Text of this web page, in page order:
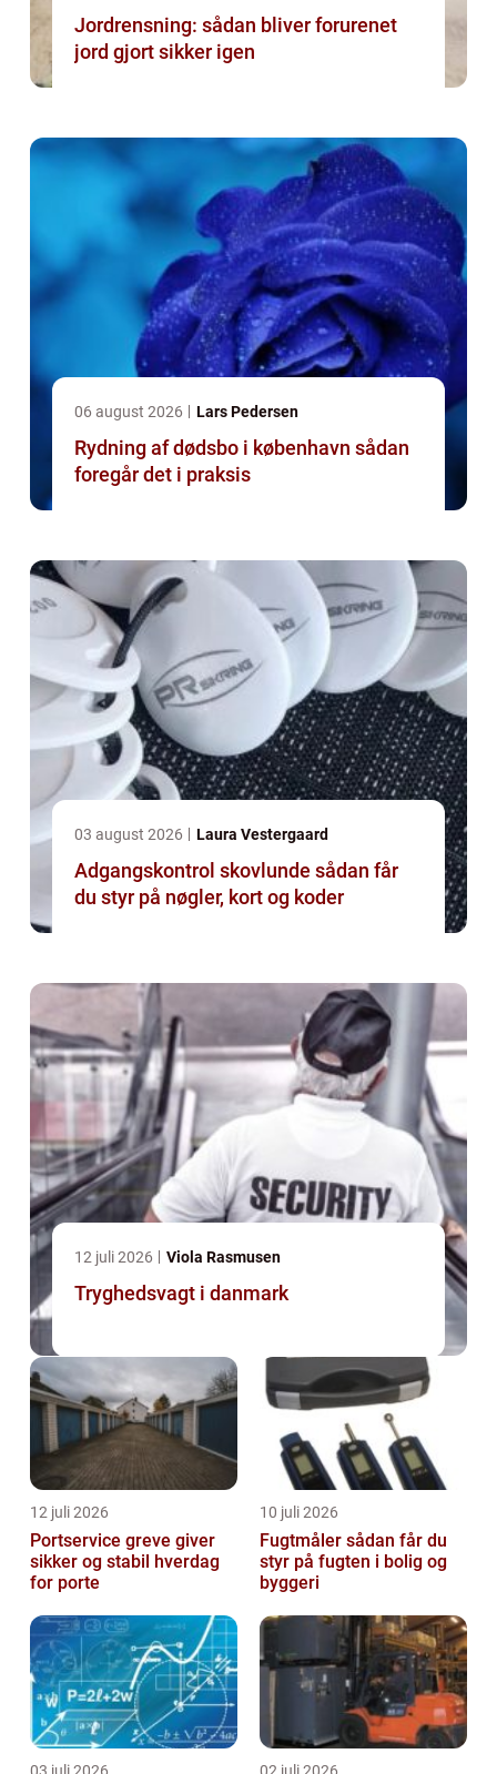
Jordrensning: sådan bliver forurenet
jord gjort sikker igen
06 august 2026 Lars Pedersen
Rydning af dødsbo i københavn sådan
foregår det i praksis
03 august 2026 Laura Vestergaard
Adgangskontrol skovlunde sådan får
du styr på nøgler, kort og koder
12 juli 2026 Viola Rasmusen
Tryghedsvagt i danmark
12 juli 2026
Portservice greve giver
sikker og stabil hverdag
for porte
10 juli 2026
Fugtmåler sådan får du
styr på fugten i bolig og
byggeri